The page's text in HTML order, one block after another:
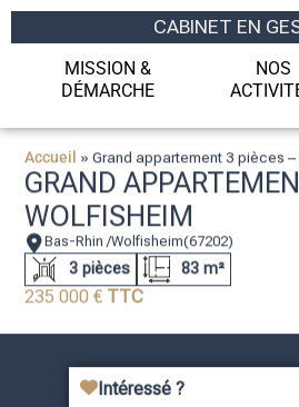
CABINET EN
MISSION &
DÉMARCHE
NOS
Accueil » Grand appartement 3 pièces –
GRAND
WOLFISHEIM
Bas-Rhin /Wolfisheim(67202)
3 pièces 83 m²
235 000 € TTC
Intéressé ?